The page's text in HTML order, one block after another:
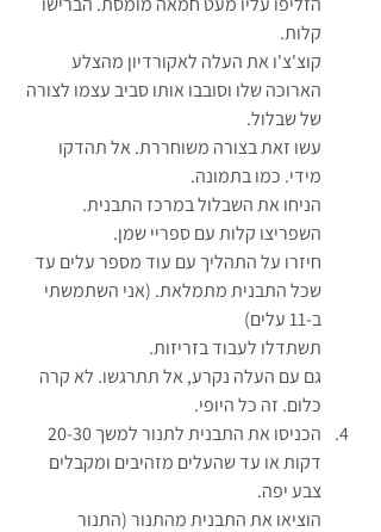
קלות.
קוצ'צ'ו את העלה לאקורדיון מהצלע
הארוכה שלו וסובבו אותו סביב עצמו לצורה
של שבלול.
עשו זאת בצורה משוחררת. אל תהדקו
מידי. כמו בתמונה.
הניחו את השבלול במרכז התבנית.
השפריצו קלות עם ספריי שמן.
חיזרו על התהליך עם עוד מספר עלים עד
שכל התבנית מתמלאת. (אני השתמשתי
ב-11 עלים)
תשתדלו לעבוד בזריזות.
גם עם העלה נקרע, אל תתרגשו. לא קרה
כלום. זה כל היופי.
דקות או עד שהעלים מזהיבים ומקבלים
צבע יפה.
הוציאו את התבנית מהתנור (התנור